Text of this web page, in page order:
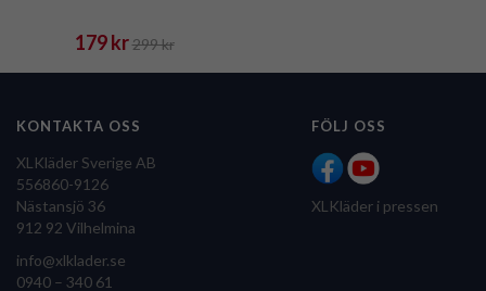
179 kr 299 kr
KONTAKTA OSS
XLKläder Sverige AB
556860-9126
Nästansjö 36
912 92 Vilhelmina
info@xlklader.se
0940 – 340 61
FÖLJ OSS
XLKläder i pressen